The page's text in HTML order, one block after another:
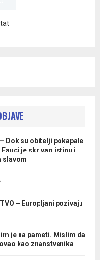
– Dok su obitelji pokapale
je skrivao istinu i
slavom
– Europljani pozivaju
je na pameti. Mislim da
kao znanstvenika